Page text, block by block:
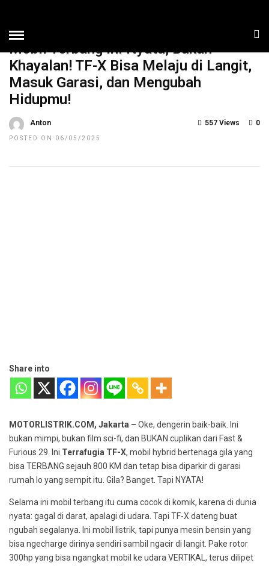
Mobil Terbang Ini Nyata, Bukan
Khayalan! TF-X Bisa Melaju di Langit,
Masuk Garasi, dan Mengubah
Hidupmu!
Anton
POSTED ON 06/05/2025
0
557 Views
Share into
MOTORLISTRIK.COM, Jakarta – Oke, dengerin baik-baik. Ini
bukan mimpi, bukan film sci-fi, dan BUKAN cuplikan dari Fast &
Furious 29. Ini Terrafugia TF-X, mobil hybrid bertenaga gila yang
bisa TERBANG sejauh 800 KM dan tetap bisa diparkir di garasi
rumah lo yang sempit itu. Gila? Banget. Tapi NYATA!
Selama ini mobil terbang itu cuma cocok di komik, karena di dunia
nyata: gagal di darat, apalagi di udara. Tapi TF-X dateng buat
ngubah segalanya. Ini mobil listrik, tapi punya mesin bensin yang
bisa ngecharge dirinya sendiri sambil ngacir di langit. Pake rotor
300hp yang bisa ngangkat mobil ke udara VERTIKAL, terus dilipet